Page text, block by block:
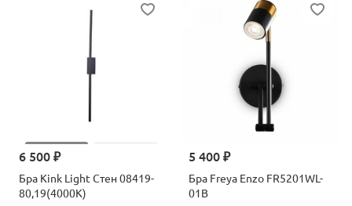
6 500 ₽
Бра Kink Light Стен 08419-
80,19(4000K)
5 400 ₽
Бра Freya Enzo FR5201WL-
01B